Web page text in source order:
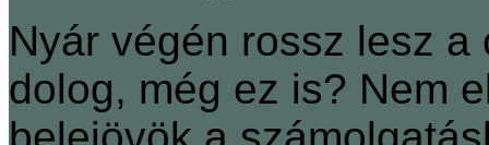
Nyár végén rossz lesz
dolog, még ez is? Nem